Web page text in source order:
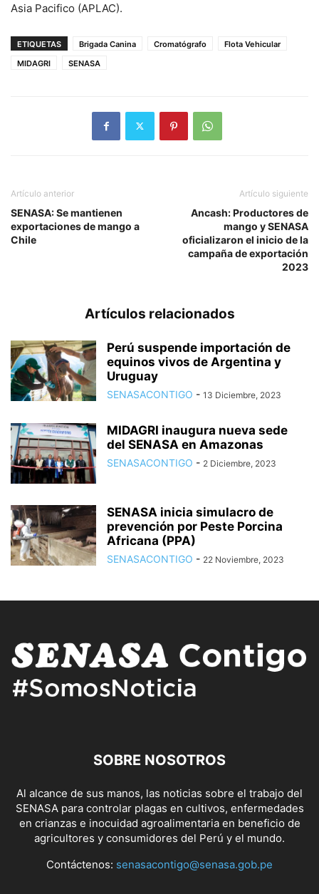
Asia Pacifico (APLAC).
ETIQUETAS Brigada Canina Cromatógrafo
Flota Vehicular
MIDAGRI
SENASA
Artículo anterior
SENASA: Se mantienen
exportaciones de mango a
Chile
Artículo siguiente
Ancash: Productores de
mango y SENASA
oficializaron el inicio de la
campaña de exportación
2023
Artículos relacionados
Perú suspende importación de
equinos vivos de Argentina y
Uruguay
SENASACONTIGO - 13 Diciembre, 2023
MIDAGRI inaugura nueva sede
del SENASA en Amazonas
SENASACONTIGO - 2 Diciembre, 2023
SENASA inicia simulacro de
prevención por Peste Porcina
Africana (PPA)
SENASACONTIGO - 22 Noviembre, 2023
SOBRE NOSOTROS
Al alcance de sus manos, las noticias sobre el trabajo del
SENASA para controlar plagas en cultivos, enfermedades
en crianzas e inocuidad agroalimentaria en beneficio de
agricultores y consumidores del Perú y el mundo.
Contáctenos: senasacontigo@senasa.gob.pe